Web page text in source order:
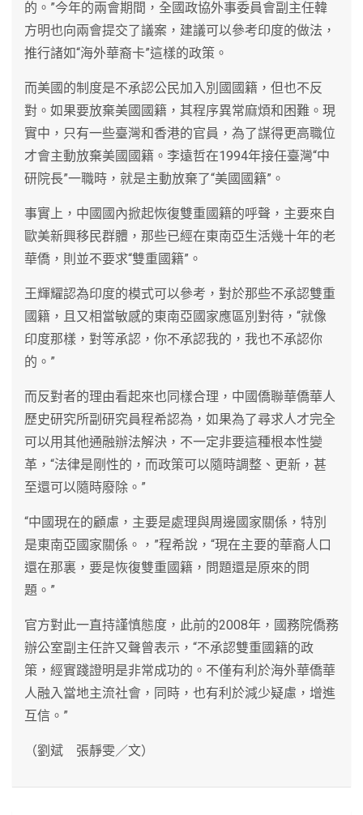
的。”今年的兩會期間，全國政協外事委員會副主任韓
方明也向兩會提交了議案，建議可以參考印度的做法，
推行諸如“海外華裔卡”這樣的政策。
而美國的制度是不承認公民加入別國國籍，但也不反
對。如果要放棄美國國籍，其程序異常麻煩和困難。現
實中，只有一些臺灣和香港的官員，為了謀得更高職位
才會主動放棄美國國籍。李遠哲在1994年接任臺灣“中
研院長”一職時，就是主動放棄了“美國國籍”。
事實上，中國國內掀起恢復雙重國籍的呼聲，主要來自
歐美新興移民群體，那些已經在東南亞生活幾十年的老
華僑，則並不要求“雙重國籍”。
王輝耀認為印度的模式可以參考，對於那些不承認雙重
國籍，且又相當敏感的東南亞國家應區別對待，“就像
印度那樣，對等承認，你不承認我的，我也不承認你
的。”
而反對者的理由看起來也同樣合理，中國僑聯華僑華人
歷史研究所副研究員程希認為，如果為了尋求人才完全
可以用其他通融辦法解決，不一定非要這種根本性變
革，“法律是剛性的，而政策可以隨時調整、更新，甚
至還可以隨時廢除。”
“中國現在的顧慮，主要是處理與周邊國家關係，特別
是東南亞國家關係。，”程希說，“現在主要的華裔人口
還在那裏，要是恢復雙重國籍，問題還是原來的問
題。”
官方對此一直持謹慎態度，此前的2008年，國務院僑務
辦公室副主任許又聲曾表示，“不承認雙重國籍的政
策，經實踐證明是非常成功的。不僅有利於海外華僑華
人融入當地主流社會，同時，也有利於減少疑慮，增進
互信。”
（劉斌 張靜雯／文）